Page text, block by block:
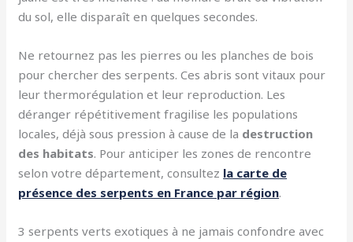
du sol, elle disparaît en quelques secondes.
Ne retournez pas les pierres ou les planches de bois
pour chercher des serpents. Ces abris sont vitaux pour
leur thermorégulation et leur reproduction. Les
déranger répétitivement fragilise les populations
locales, déjà sous pression à cause de la destruction
des habitats. Pour anticiper les zones de rencontre
selon votre département, consultez la carte de
présence des serpents en France par région.
3 serpents verts exotiques à ne jamais confondre avec